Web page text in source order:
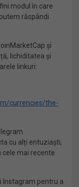
modul în care
răspândi
și
lichiditatea și
linkuri:
currencies/the-
cu alți entuziaști,
cele mai recente
Instagram pentru a